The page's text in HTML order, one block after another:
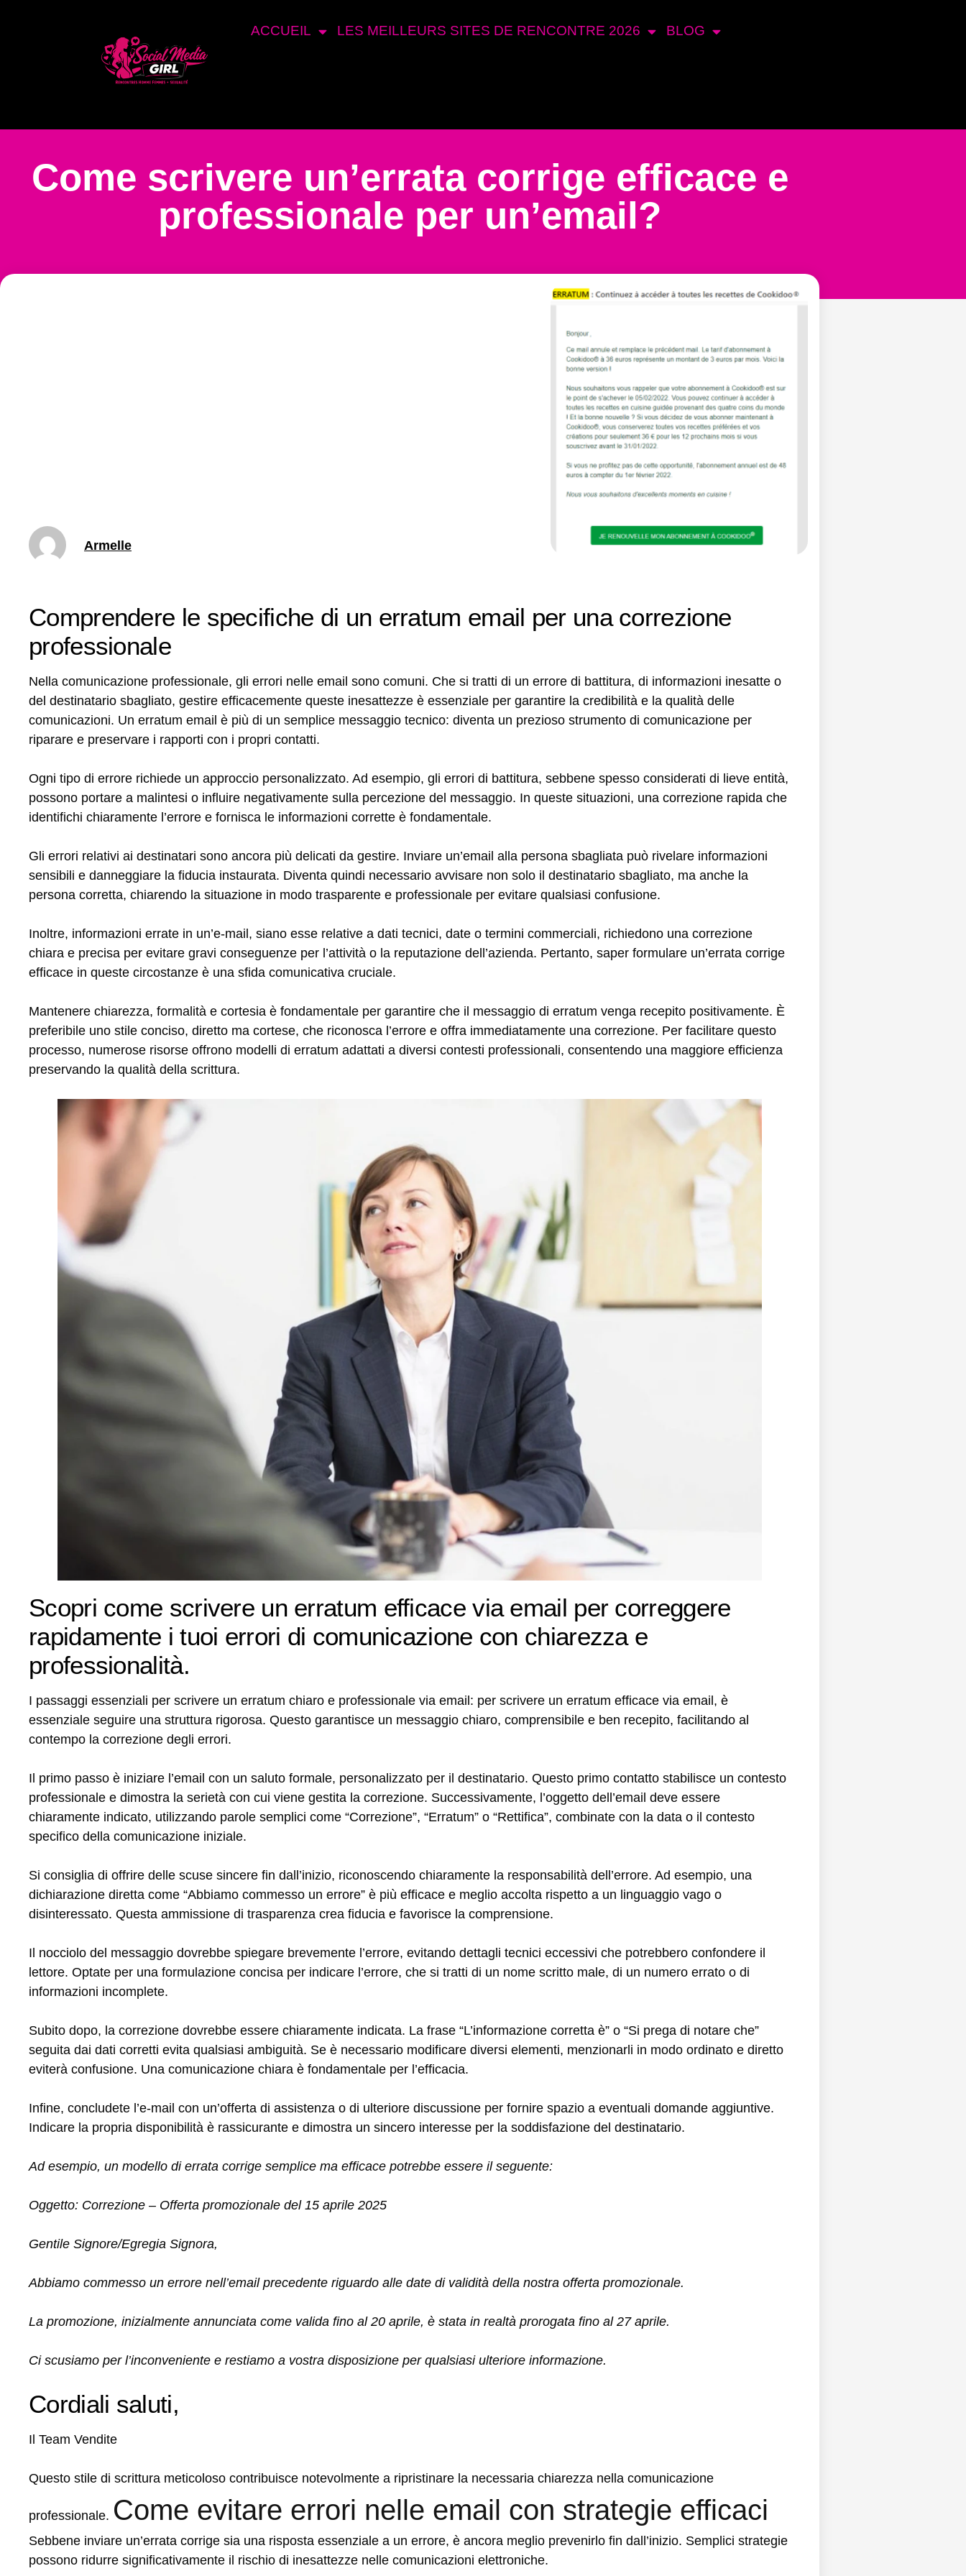
ACCUEIL LES MEILLEURS SITES DE RENCONTRE 2026 BLOG
Come scrivere un’errata corrige efficace e
professionale per un’email?
Armelle
Comprendere le specifiche di un erratum email per una correzione
professionale
Nella comunicazione professionale, gli errori nelle email sono comuni. Che si tratti di un errore di battitura, di informazioni inesatte o
del destinatario sbagliato, gestire efficacemente queste inesattezze è essenziale per garantire la credibilità e la qualità delle
comunicazioni. Un erratum email è più di un semplice messaggio tecnico: diventa un prezioso strumento di comunicazione per
riparare e preservare i rapporti con i propri contatti.
Ogni tipo di errore richiede un approccio personalizzato. Ad esempio, gli errori di battitura, sebbene spesso considerati di lieve entità,
possono portare a malintesi o influire negativamente sulla percezione del messaggio. In queste situazioni, una correzione rapida che
identifichi chiaramente l’errore e fornisca le informazioni corrette è fondamentale.
Gli errori relativi ai destinatari sono ancora più delicati da gestire. Inviare un’email alla persona sbagliata può rivelare informazioni
sensibili e danneggiare la fiducia instaurata. Diventa quindi necessario avvisare non solo il destinatario sbagliato, ma anche la
persona corretta, chiarendo la situazione in modo trasparente e professionale per evitare qualsiasi confusione.
Inoltre, informazioni errate in un’e-mail, siano esse relative a dati tecnici, date o termini commerciali, richiedono una correzione
chiara e precisa per evitare gravi conseguenze per l’attività o la reputazione dell’azienda. Pertanto, saper formulare un’errata corrige
efficace in queste circostanze è una sfida comunicativa cruciale.
Mantenere chiarezza, formalità e cortesia è fondamentale per garantire che il messaggio di erratum venga recepito positivamente. È
preferibile uno stile conciso, diretto ma cortese, che riconosca l’errore e offra immediatamente una correzione. Per facilitare questo
processo, numerose risorse offrono modelli di erratum adattati a diversi contesti professionali, consentendo una maggiore efficienza
preservando la qualità della scrittura.
Scopri come scrivere un erratum efficace via email per correggere
rapidamente i tuoi errori di comunicazione con chiarezza e
professionalità.
I passaggi essenziali per scrivere un erratum chiaro e professionale via email: per scrivere un erratum efficace via email, è
essenziale seguire una struttura rigorosa. Questo garantisce un messaggio chiaro, comprensibile e ben recepito, facilitando al
contempo la correzione degli errori.
Il primo passo è iniziare l’email con un saluto formale, personalizzato per il destinatario. Questo primo contatto stabilisce un contesto
professionale e dimostra la serietà con cui viene gestita la correzione. Successivamente, l’oggetto dell’email deve essere
chiaramente indicato, utilizzando parole semplici come “Correzione”, “Erratum” o “Rettifica”, combinate con la data o il contesto
specifico della comunicazione iniziale.
Si consiglia di offrire delle scuse sincere fin dall’inizio, riconoscendo chiaramente la responsabilità dell’errore. Ad esempio, una
dichiarazione diretta come “Abbiamo commesso un errore” è più efficace e meglio accolta rispetto a un linguaggio vago o
disinteressato. Questa ammissione di trasparenza crea fiducia e favorisce la comprensione.
Il nocciolo del messaggio dovrebbe spiegare brevemente l’errore, evitando dettagli tecnici eccessivi che potrebbero confondere il
lettore. Optate per una formulazione concisa per indicare l’errore, che si tratti di un nome scritto male, di un numero errato o di
informazioni incomplete.
Subito dopo, la correzione dovrebbe essere chiaramente indicata. La frase “L’informazione corretta è” o “Si prega di notare che”
seguita dai dati corretti evita qualsiasi ambiguità. Se è necessario modificare diversi elementi, menzionarli in modo ordinato e diretto
eviterà confusione. Una comunicazione chiara è fondamentale per l’efficacia.
Infine, concludete l’e-mail con un’offerta di assistenza o di ulteriore discussione per fornire spazio a eventuali domande aggiuntive.
Indicare la propria disponibilità è rassicurante e dimostra un sincero interesse per la soddisfazione del destinatario.
Ad esempio, un modello di errata corrige semplice ma efficace potrebbe essere il seguente:
Oggetto: Correzione – Offerta promozionale del 15 aprile 2025
Gentile Signore/Egregia Signora,
Abbiamo commesso un errore nell’email precedente riguardo alle date di validità della nostra offerta promozionale.
La promozione, inizialmente annunciata come valida fino al 20 aprile, è stata in realtà prorogata fino al 27 aprile.
Ci scusiamo per l’inconveniente e restiamo a vostra disposizione per qualsiasi ulteriore informazione.
Cordiali saluti,
Il Team Vendite
Questo stile di scrittura meticoloso contribuisce notevolmente a ripristinare la necessaria chiarezza nella comunicazione
professionale. Come evitare errori nelle email con strategie efficaci
Sebbene inviare un’errata corrige sia una risposta essenziale a un errore, è ancora meglio prevenirlo fin dall’inizio. Semplici strategie
possono ridurre significativamente il rischio di inesattezze nelle comunicazioni elettroniche.